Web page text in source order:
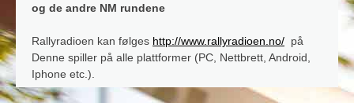
og de andre NM rundene
Rallyradioen kan følges http://www.rallyradioen.no/ på
Denne spiller på alle plattformer (PC, Nettbrett, Android,
Iphone etc.).